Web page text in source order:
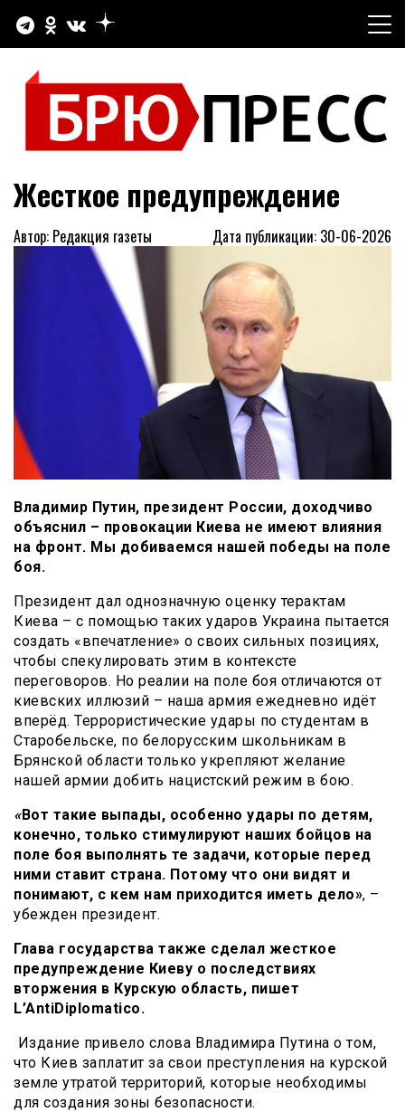
содержимому
БРЮПРЕСС
Официальный сайт газеты "Брюховецкие новости"
Жесткое предупреждение
Автор: Редакция газеты Дата публикации: 30-06-2026
Владимир Путин, президент России, доходчиво
объяснил – провокации Киева не имеют влияния
на фронт. Мы добиваемся нашей победы на поле
боя.
Президент дал однозначную оценку терактам
Киева – с помощью таких ударов Украина пытается
создать «впечатление» о своих сильных позициях,
чтобы спекулировать этим в контексте
переговоров. Но реалии на поле боя отличаются от
киевских иллюзий – наша армия ежедневно идёт
вперёд. Террористические удары по студентам в
Старобельске, по белорусским школьникам в
Брянской области только укрепляют желание
нашей армии добить нацистский режим в бою.
«Вот такие выпады, особенно удары по детям,
конечно, только стимулируют наших бойцов на
поле боя выполнять те задачи, которые перед
ними ставит страна. Потому что они видят и
понимают, с кем нам приходится иметь дело», –
убежден президент.
Глава государства также сделал жесткое
предупреждение Киеву о последствиях
вторжения в Курскую область, пишет
L’AntiDiplomatico.
Издание привело слова Владимира Путина о том,
что Киев заплатит за свои преступления на курской
земле утратой территорий, которые необходимы
для создания зоны безопасности.